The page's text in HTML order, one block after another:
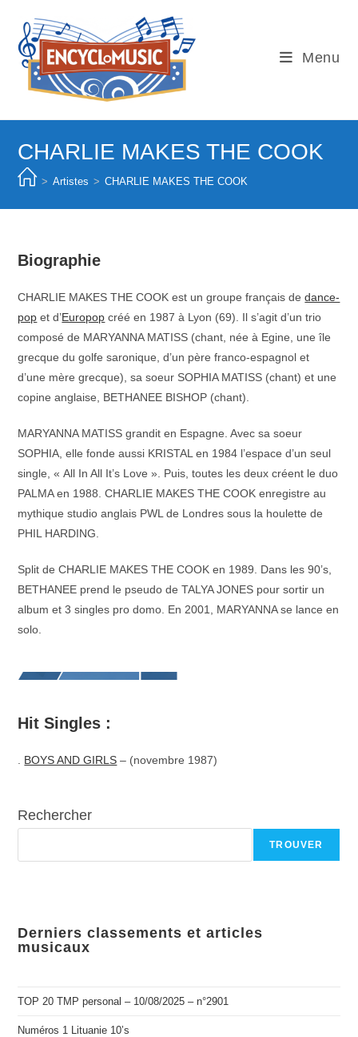
content
Menu
CHARLIE MAKES THE COOK
> Artistes > CHARLIE MAKES THE COOK
Biographie
CHARLIE MAKES THE COOK est un groupe français dedance-
pop et d’Europop créé en 1987 à Lyon (69). Il s’agit d’un trio
composé de MARYANNA MATISS (chant, née à Egine, une île
grecque du golfe saronique, d’un père franco-espagnol et
d’une mère grecque), sa soeur SOPHIA MATISS (chant) et une
copine anglaise, BETHANEE BISHOP (chant).
MARYANNA MATISS grandit en Espagne. Avec sa soeur
SOPHIA, elle fonde aussi KRISTAL en 1984 l’espace d’un seul
single, « All In All It’s Love ». Puis, toutes les deux créent le duo
PALMA en 1988. CHARLIE MAKES THE COOK enregistre au
mythique studio anglais PWL de Londres sous la houlette de
PHIL HARDING.
Split de CHARLIE MAKES THE COOK en 1989. Dans les 90’s,
BETHANEE prend le pseudo de TALYA JONES pour sortir un
album et 3 singles pro domo. En 2001, MARYANNA se lance en
solo.
Hit Singles :
BOYS AND GIRLS – (novembre 1987)
Rechercher
TROUVER
Derniers classements et articles
musicaux
TOP 20 TMP personal – 10/08/2025 – n°2901
Numéros 1 Lituanie 10’s